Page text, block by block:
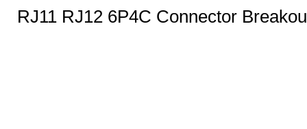
RJ11 RJ12 6P4C Connector